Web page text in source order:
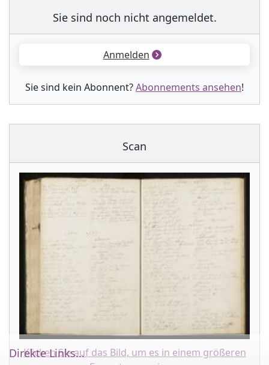
Sie sind noch nicht angemeldet.
Anmelden
Sie sind kein Abonnent?Abonnements ansehen!
Scan
Klicken Sie auf das Bild, um es in einem größeren
Direkte Links...